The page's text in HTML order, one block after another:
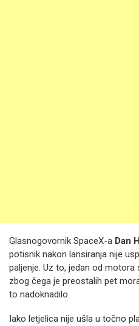
Glasnogovornik SpaceX-a Dan
potisnik nakon lansiranja nije
paljenje. Uz to, jedan od
zbog čega je preostalih pet
to nadoknadilo.
Iako letjelica nije ušla u točno